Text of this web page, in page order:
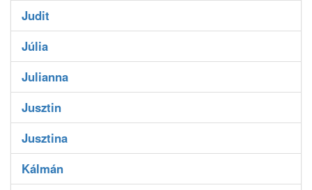
Judit
Júlia
Julianna
Jusztin
Jusztina
Kálmán